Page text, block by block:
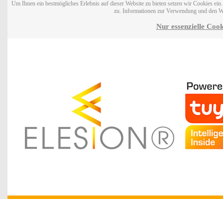
Um Ihnen ein bestmögliches Erlebnis auf dieser Website zu bieten setzen wir Cookies
zu. Informationen zur Verwendung und den
Nur essenzielle